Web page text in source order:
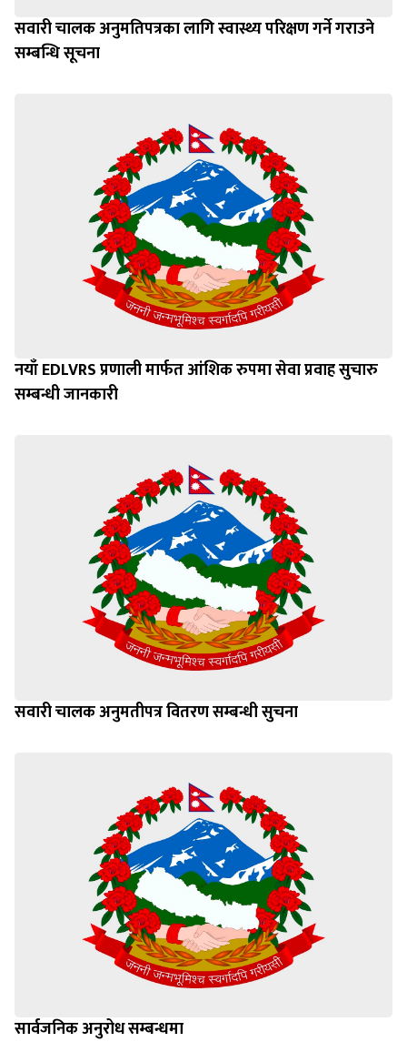
सवारी चालक अनुमतिपत्रका लागि स्वास्थ्य परिक्षण गर्ने गराउने
सम्बन्धि सूचना
नयाँ EDLVRS प्रणाली मार्फत आंशिक रुपमा सेवा प्रवाह सुचारु
सम्बन्धी जानकारी
सवारी चालक अनुमतीपत्र वितरण सम्बन्धी सुचना
सार्वजनिक अनुरोध सम्बन्धमा